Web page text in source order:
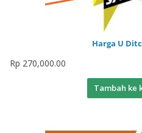
Harga U
Rp 270,000.00
Tambah ke